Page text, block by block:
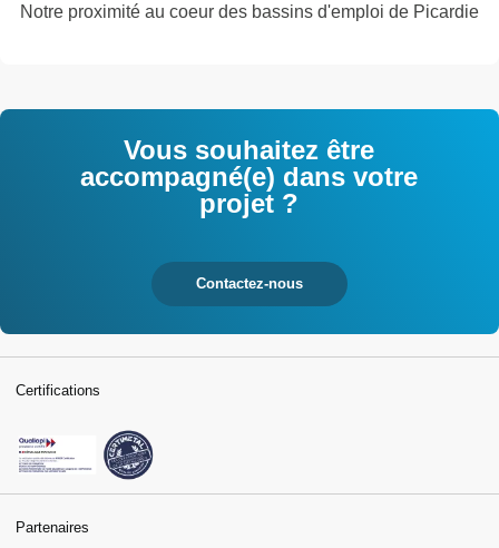
Notre proximité au coeur des bassins d'emploi de Picardie
Vous souhaitez être
accompagné(e) dans votre
projet ?
Contactez-nous
Certifications
Partenaires